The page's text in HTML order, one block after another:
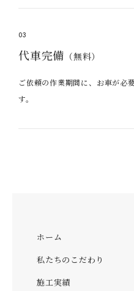
03
代車完備 （無料）
ご依頼の作業期間に、お車が必
す。
ホーム
私たちのこだわり
施工実績